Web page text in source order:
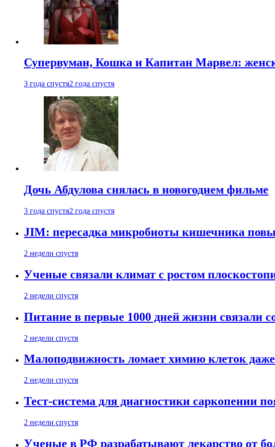
Супервуман, Кошка и Капитан Марвел:
3 года спустя2 года спустя
Дочь Абдулова снялась в новогоднем фильме
3 года спустя2 года спустя
JIM: пересадка микробиоты кишечника
2 недели спустя
Ученые связали климат с ростом
2 недели спустя
Питание в первые 1000 дней жизни связали
2 недели спустя
Малоподвижность ломает химию клеток
2 недели спустя
Тест-система для диагностики саркопении
2 недели спустя
Ученые в РФ разрабатывают лекарство от